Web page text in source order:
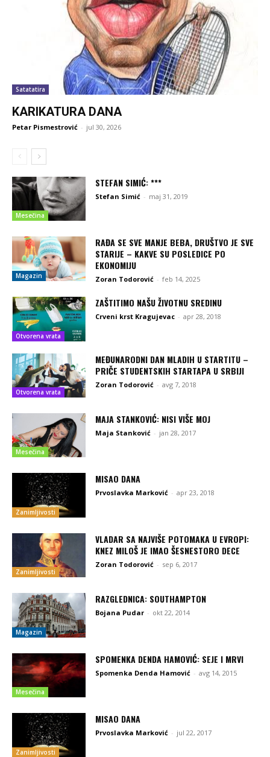
Satatatira
KARIKATURA DANA
Petar Pismestrović - jul 30, 2026
Mesečina
STEFAN SIMIĆ: ***
Stefan Simić - maj 31, 2019
Magazin
RAĐA SE SVE MANJE BEBA, DRUŠTVO JE SVE
STARIJE – KAKVE SU POSLEDICE PO
EKONOMIJU
Zoran Todorović - feb 14, 2025
Otvorena vrata
ZAŠTITIMO NAŠU ŽIVOTNU SREDINU
Crveni krst Kragujevac - apr 28, 2018
Otvorena vrata
MEĐUNARODNI DAN MLADIH U STARTITU –
PRIČE STUDENTSKIH STARTAPA U SRBIJI
Zoran Todorović - avg 7, 2018
Mesečina
MAJA STANKOVIĆ: NISI VIŠE MOJ
Maja Stanković - jan 28, 2017
Zanimljivosti
MISAO DANA
Prvoslavka Marković - apr 23, 2018
Zanimljivosti
VLADAR SA NAJVIŠE POTOMAKA U EVROPI:
KNEZ MILOŠ JE IMAO ŠESNESTORO DECE
Zoran Todorović - sep 6, 2017
Magazin
RAZGLEDNICA: SOUTHAMPTON
Bojana Pudar - okt 22, 2014
Mesečina
SPOMENKA DENDA HAMOVIĆ: SEJE I MRVI
Spomenka Denda Hamović - avg 14, 2015
Zanimljivosti
MISAO DANA
Prvoslavka Marković - jul 22, 2017